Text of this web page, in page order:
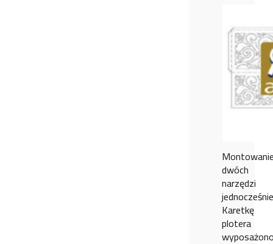
dwóch
narzędzi
Karetkę
plotera